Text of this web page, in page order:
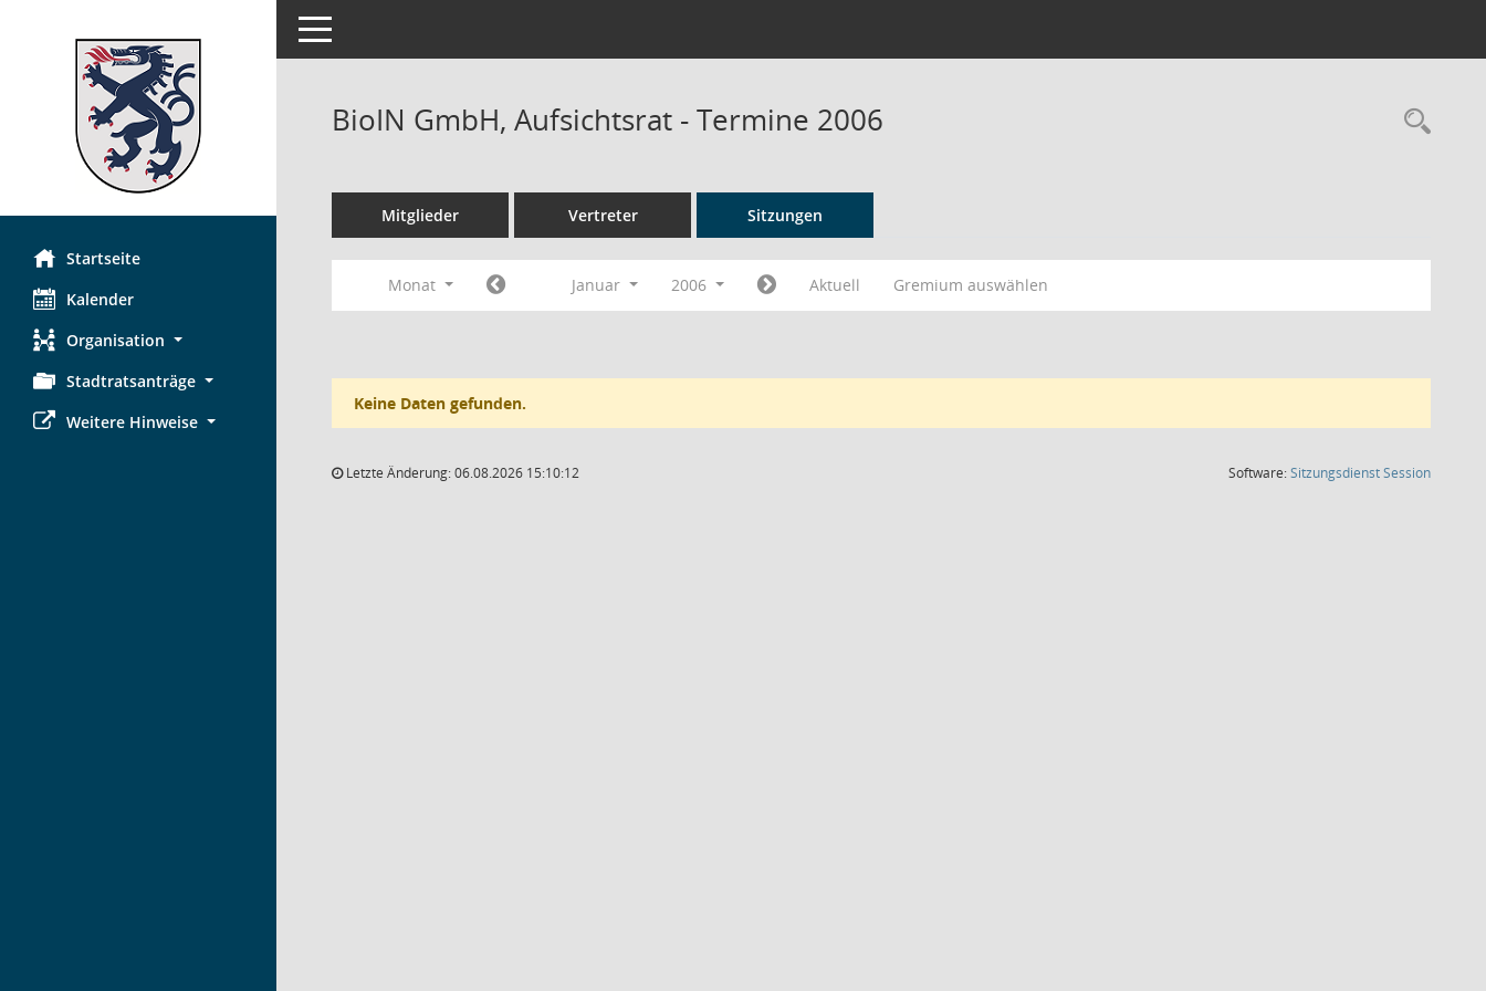
Startseite
Kalender
Organisation
Stadtratsanträge
Weitere Hinweise
Toggle navigation
BioIN GmbH, Aufsichtsrat - Termine 2006
Mitglieder Vertreter Sitzungen
Monat Januar 2006 Aktuell Gremium auswählen
Keine Daten gefunden.
Letzte Änderung: 06.08.2026 15:10:12 Software:SitzungsdienstSession(Wird in